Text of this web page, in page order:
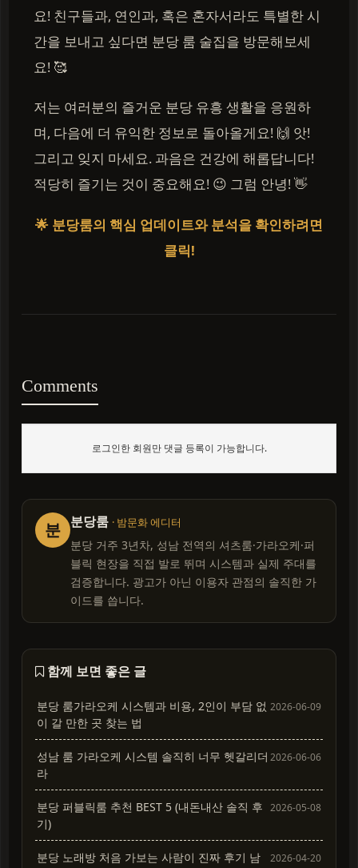
요! 친구들과, 연인과, 혹은 혼자서라도 특별한 시
간을 보내고 싶다면 분당 룸 술집을 방문해보세
요! 🥰
저는 여러분의 즐거운 분당 유흥 생활을 응원하
며, 다음에 더 유익한 정보로 돌아올게요! 🙌 앗!
그리고 잊지 마세요. 과음은 건강에 해롭답니다!
적당히 즐기는 것이 중요해요! 😉 그럼 안녕! 👋
🌟 분당룸의 핵심 업데이트와 분석을 확인하려면
클릭!
Comments
로그인한 회원만 댓글 등록이 가능합니다.
분 분당룸 · 밤문화 에디터
분당 거주 3년차, 성남 전역의 셔츠룸·가라오케·퍼
블릭 현장을 직접 발로 뛰며 시스템과 실제 주대를
검증합니다. 광고가 아닌 이용자 관점의 솔직한 가
이드를 씁니다.
함께 보면 좋은 글
분당 룸가라오케 시스템과 비용, 2인이 부담 없
이 갈 만한 곳 찾는 법
2026-06-09
성남 룸 가라오케 시스템 솔직히 너무 헷갈리더
라
2026-06-06
분당 퍼블릭룸 추천 BEST 5 (내돈내산 솔직 후
기)
2026-05-08
분당 노래방 처음 가보는 사람이 진짜 후기 남
2026-04-20